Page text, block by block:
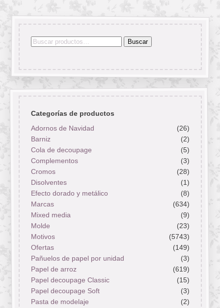
Buscar
Buscar
Categorías de productos
Adornos de Navidad
(26)
Barniz
(2)
Cola de decoupage
(5)
Complementos
(3)
Cromos
(28)
Disolventes
(1)
Efecto dorado y metálico
(8)
Marcas
(634)
Mixed media
(9)
Molde
(23)
Motivos
(5743)
Ofertas
(149)
Pañuelos de papel por unidad
(3)
Papel de arroz
(619)
Papel decoupage Classic
(15)
Papel decoupage Soft
(3)
Pasta de modelaje
(2)